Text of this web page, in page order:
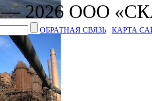
— 2026 ООО
ОБРАТНАЯ СВЯЗЬ | КАРТА